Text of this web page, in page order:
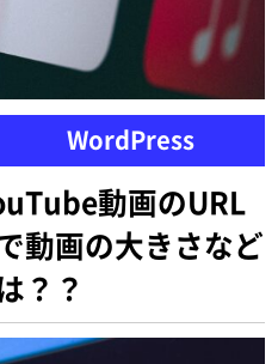
WordPress
動画のURL
動画の大きさなど
？？